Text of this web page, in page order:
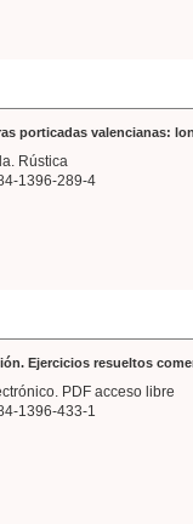
porticadas valencianas:
Rústica
1396-289-4
Ejercicios resueltos
PDF acceso libre
1396-433-1